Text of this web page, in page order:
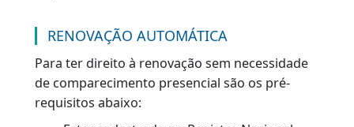
Caso seja pessoa com deficiência, acesse a
opção “Pessoa com Deficiência” no menu
principal para acessar a descrição dos
serviços.